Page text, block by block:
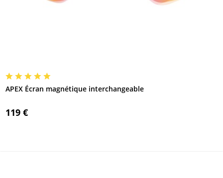
APEX Écran magnétique interchangeable
119 €